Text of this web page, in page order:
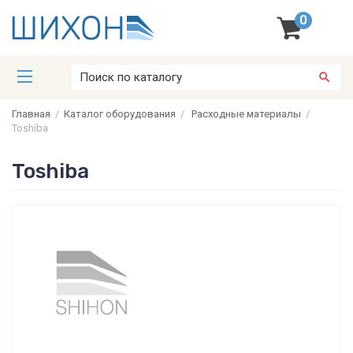
0
Главная / Каталог оборудования / Расходные материалы /
Toshiba
Toshiba